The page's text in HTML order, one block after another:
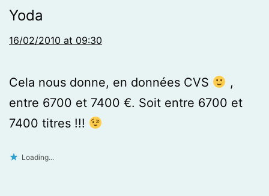
Yoda
16/02/2010 at 09:30
Cela nous donne, en données CVS
,
entre 6700 et 7400 €. Soit entre 6700 et
7400 titres !!!
Loading...